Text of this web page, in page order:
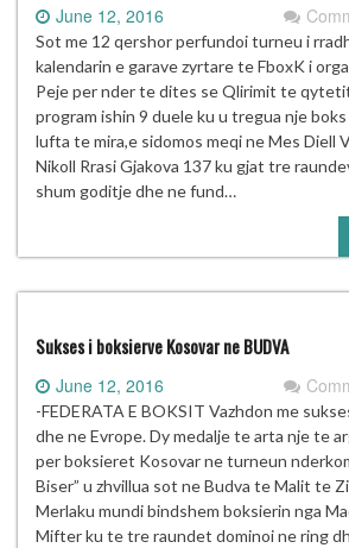
June 12, 2016
Sot me 12 qershor perfundoi turneu i
kalendarin e garave zyrtare te FboxK i
Peje per nder te dites se Qlirimit te
program ishin 9 duele ku u tregua nje
lufta te mira,e sidomos meqi ne Mes Diell
Nikoll Rrasi Gjakova 137 ku gjat tre
shum goditje dhe ne fund…
Sukses i boksierve Kosovar ne BUDVA
June 12, 2016
-FEDERATA E BOKSIT Vazhdon me
dhe ne Evrope. Dy medalje te arta nje te
per boksieret Kosovar ne turneun
Biser” u zhvillua sot ne Budva te Malit te
Merlaku mundi bindshem boksierin nga
Mifter ku te tre raundet dominoi ne ring